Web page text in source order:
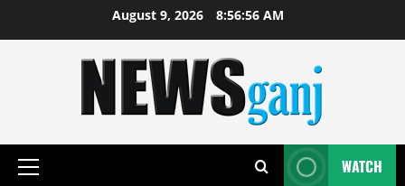
August 9, 2026 8:56:57 AM
Primary
WATCH